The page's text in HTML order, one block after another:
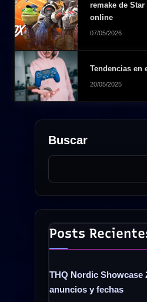
remake de
online
07/05/2026
Tendencias en
20/05/2025
Buscar
Posts
THQ Nordic Showcase
anuncios y fechas